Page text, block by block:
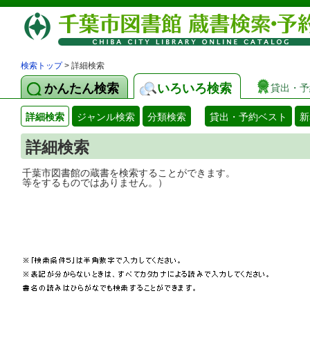
検索トップ> 詳細検索
かんたん検索 いろいろ検索 貸出・
詳細検索 ジャンル検索 分類検索 貸出・予約ベスト
詳細検索
千葉市図書館の蔵書を検索することがで
等をするものではありません。）